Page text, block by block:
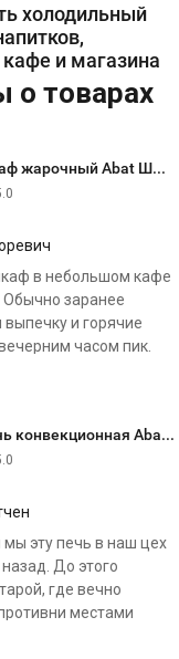
холодильный
кафе и магазина
о товарах
Шкаф жарочный Abat ШЖЭ-2 (двухсекционный)
в небольшом кафе
Обычно заранее
и горячие
часом пик.
поставить разные
для них свои
и снизу, поэтому к
выходит не
запускаем его
Печь конвекционная Abat КЭП-4П
мы эту печь в наш цех
До этого
где вечно
местами
горит, а верх